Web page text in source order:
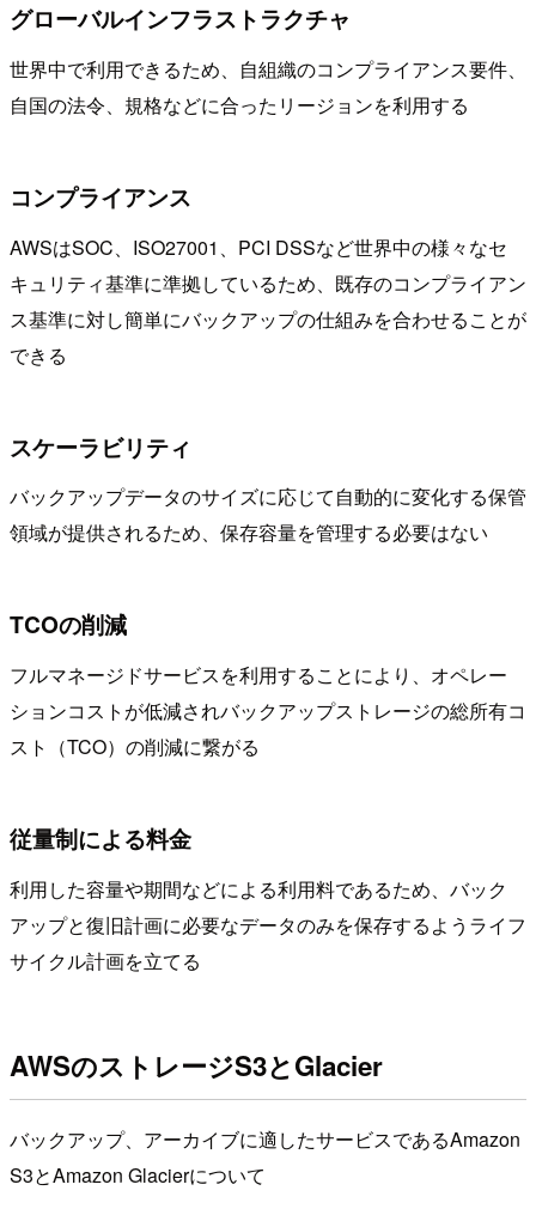
グローバルインフラストラクチャ
世界中で利用できるため、自組織のコンプライアンス要件、
自国の法令、規格などに合ったリージョンを利用する
コンプライアンス
AWSはSOC、ISO27001、PCI DSSなど世界中の様々なセ
キュリティ基準に準拠しているため、既存のコンプライアン
ス基準に対し簡単にバックアップの仕組みを合わせることが
できる
スケーラビリティ
バックアップデータのサイズに応じて自動的に変化する保管
領域が提供されるため、保存容量を管理する必要はない
TCOの削減
フルマネージドサービスを利用することにより、オペレー
ションコストが低減されバックアップストレージの総所有コ
スト（TCO）の削減に繋がる
従量制による料金
利用した容量や期間などによる利用料であるため、バック
アップと復旧計画に必要なデータのみを保存するようライフ
サイクル計画を立てる
AWSのストレージS3とGlacier
バックアップ、アーカイブに適したサービスであるAmazon
S3とAmazon Glacierについて